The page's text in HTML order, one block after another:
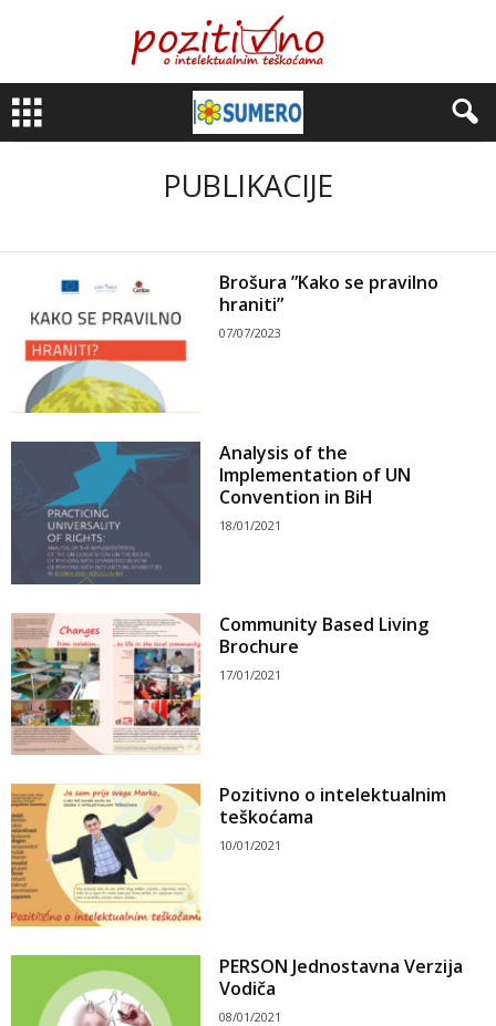
PUBLIKACIJE
Brošura ”Kako se pravilno
hraniti”
07/07/2023
Analysis of the
Implementation of UN
Convention in BiH
18/01/2021
Community Based Living
Brochure
17/01/2021
Pozitivno o intelektualnim
teškoćama
10/01/2021
PERSON Jednostavna Verzija
Vodiča
08/01/2021